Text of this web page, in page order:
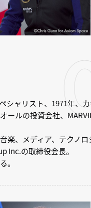
シャリスト、1971年、カ
ールの投資会社、
楽、メディア、テクノ
Inc.の取締役会長。
。